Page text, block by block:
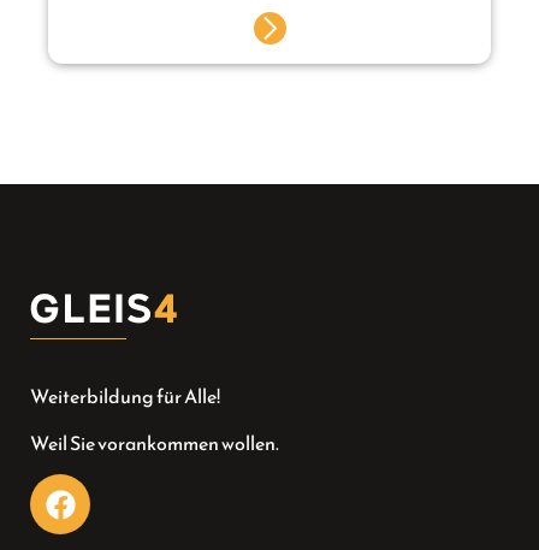
Weiterbildung für Alle!
Weil Sie vorankommen wollen.